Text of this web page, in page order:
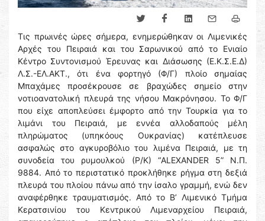
Τις πρωινές ώρες σήμερα, ενημερώθηκαν οι Λιμενικές
Αρχές του Πειραιά και του Σαρωνικού από το Ενιαίο
Κέντρο Συντονισμού Έρευνας και Διάσωσης (Ε.Κ.Σ.Ε.Δ)
Λ.Σ.-ΕΛ.ΑΚΤ., ότι ένα φορτηγό (Φ/Γ) πλοίο σημαίας
Μπαχάμες προσέκρουσε σε βραχώδες σημείο στην
νοτιοανατολική πλευρά της νήσου Μακρόνησου. Το Φ/Γ
που είχε αποπλεύσει έμφορτο από την Τουρκία για το
λιμάνι του Πειραιά, με εννέα αλλοδαπούς μέλη
πληρώματος (υπηκόους Ουκρανίας) κατέπλευσε
ασφαλώς στο αγκυροβόλιο του λιμένα Πειραιά, με τη
συνοδεία του ρυμουλκού (Ρ/Κ) “ALEXANDER 5” Ν.Π.
9884. Από το περιστατικό προκλήθηκε ρήγμα στη δεξιά
πλευρά του πλοίου πάνω από την ίσαλο γραμμή, ενώ δεν
αναφέρθηκε τραυματισμός. Από το Β’ Λιμενικό Τμήμα
Κερατσινίου του Κεντρικού Λιμεναρχείου Πειραιά,